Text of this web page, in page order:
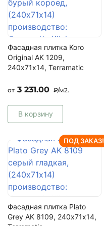
Фасадная плитка Koro
Original AK 1209,
240х71х14, Terramatic
от 3 231.00 ₽/м2.
В корзину
ПОД ЗАКАЗ!
Фасадная плитка Plato
Grey AK 8109, 240х71х14,